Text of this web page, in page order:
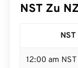
NST Zu
12:00 am